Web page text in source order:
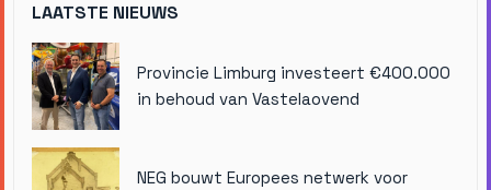
LAATSTE NIEUWS
Provincie Limburg investeert €400.000
in behoud van Vastelaovend
NEG bouwt Europees netwerk voor